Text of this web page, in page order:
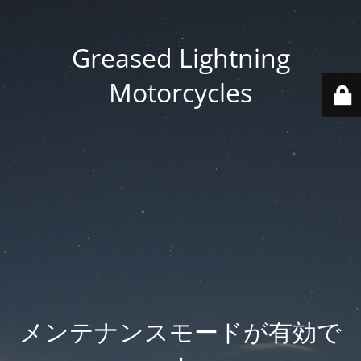
Greased Lightning
Motorcycles
メンテナンスモードが有効で